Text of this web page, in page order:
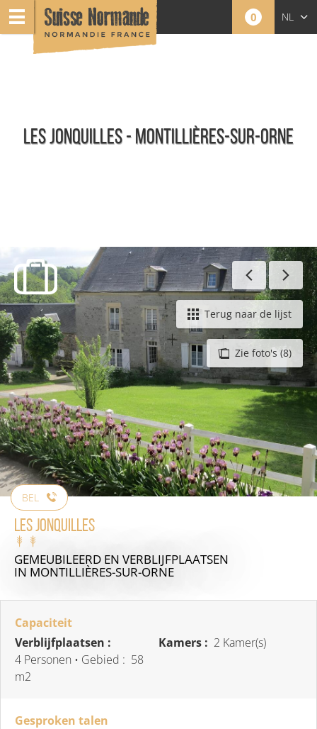
0 NL
LES JONQUILLES - MONTILLIÈRES-SUR-ORNE
Meublés - Nederlands
Zie foto's (8)
Terug naar de lijst
BEL
Les Jonquilles
GEMEUBILEERD EN VERBLIJFPLAATSEN
IN MONTILLIÈRES-SUR-ORNE
Capaciteit
Verblijfplaatsen :
4 Personen • Gebied : 58
m2
Kamers : 2 Kamer(s)
Gesproken talen